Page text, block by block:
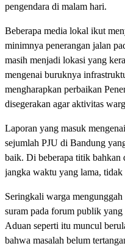
pengendara di malam hari.
Beberapa media lokal ikut
minimnya penerangan jalan
masih menjadi lokasi yang
mengenai buruknya
mengharapkan perbaikan
disegerakan agar aktivitas
Laporan yang masuk
sejumlah PJU di Bandung
baik. Di beberapa titik bahkan
jangka waktu yang lama, tidak
Seringkali warga
suram pada forum publik yang
Aduan seperti itu muncul
bahwa masalah belum